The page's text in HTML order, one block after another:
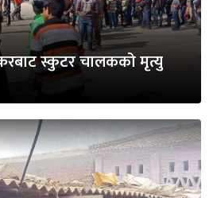
स्कुटर चालकको मृत्यु